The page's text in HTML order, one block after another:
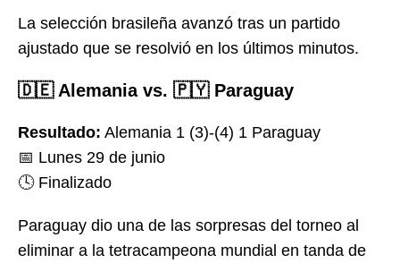
La selección brasileña avanzó tras un partido
ajustado que se resolvió en los últimos minutos.
🇩🇪 Alemania vs. 🇵🇾 Paraguay
Resultado: Alemania 1 (3)-(4) 1 Paraguay
📅 Lunes 29 de junio
🕓 Finalizado
Paraguay dio una de las sorpresas del torneo al
eliminar a la tetracampeona mundial en tanda de